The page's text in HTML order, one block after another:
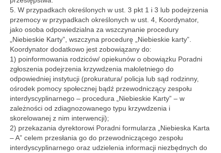
5. W przypadkach określonych w ust. 3 pkt 1 i 3 lub podejrzenia
przemocy w przypadkach określonych w ust. 4, Koordynator,
jako osoba odpowiedzialna za wszczynanie procedury
„Niebieskie Karty”, wszczyna procedurę „Niebieskie karty”.
Koordynator dodatkowo jest zobowiązany do:
1) poinformowania rodziców/ opiekunów o obowiązku Poradni
zgłoszenia podejrzenia krzywdzenia małoletniego do
odpowiedniej instytucji (prokuratura/ policja lub sąd rodzinny,
ośrodek pomocy społecznej bądź przewodniczący zespołu
interdyscyplinarnego – procedura „Niebieskie Karty” – w
zależności od zdiagnozowanego typu krzywdzenia i
skorelowanej z nim interwencji);
2) przekazania dyrektorowi Poradni formularza „Niebieska Karta
– A” celem przesłania go do przewodniczącego zespołu
interdyscyplinarnego oraz udzielenia informacji niezbędnych do